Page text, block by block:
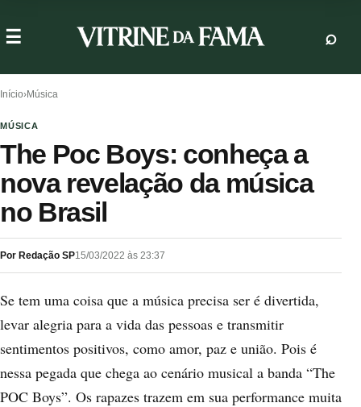
Início›Música
MÚSICA
The Poc Boys: conheça a
nova revelação da música
no Brasil
Por Redação SP15/03/2022 às 23:37
Se tem uma coisa que a música precisa ser é divertida,
levar alegria para a vida das pessoas e transmitir
sentimentos positivos, como amor, paz e união. Pois é
nessa pegada que chega ao cenário musical a banda “The
POC Boys”. Os rapazes trazem em sua performance muita